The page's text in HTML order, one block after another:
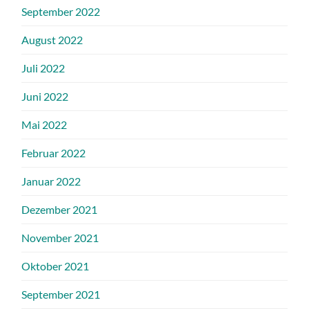
September 2022
August 2022
Juli 2022
Juni 2022
Mai 2022
Februar 2022
Januar 2022
Dezember 2021
November 2021
Oktober 2021
September 2021